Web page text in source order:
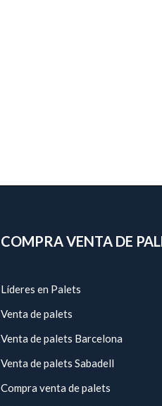
COMPRA VENTA DE
Líderes en Palets
Venta de palets
Venta de palets Barcelona
Venta de palets Sabadell
Compra venta de palets